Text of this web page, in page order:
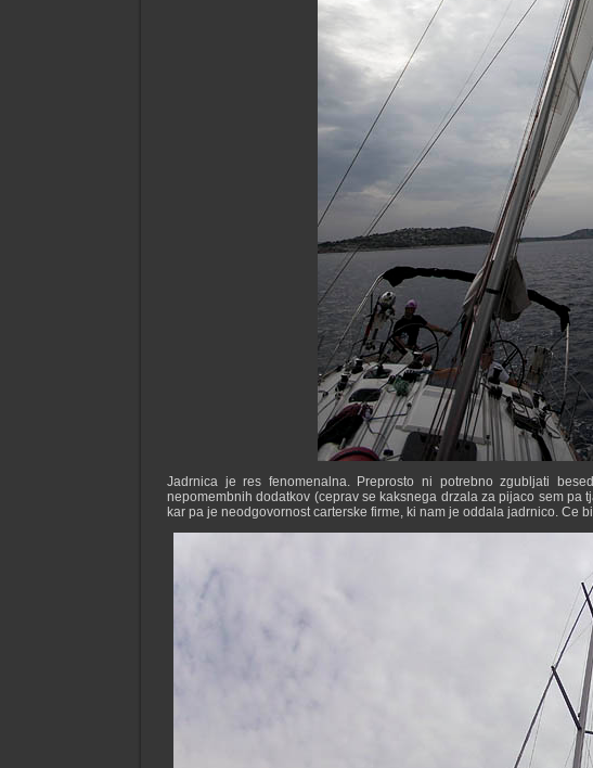
Jadrnica je res fenomenalna. Preprosto ni potrebno zgubljati
nepomembnih dodatkov (ceprav se kaksnega drzala za pijaco sem
kar pa je neodgovornost carterske firme, ki nam je oddala jadrnico. Ce